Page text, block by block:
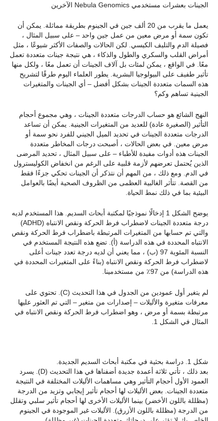
الجينات بعشرات مستخدمي Nebula Genomics الآخرين
يعمل ما يقرب من 20 ألف جين في الجينوم بطريقة مماثلة. يمكن أن
تكون سمة أو مرض معين من عمل جين واحد – على سبيل المثال ،
فصيلة الدم والتليف الكيسي. لكن الحالات والصفات الأكثر شيوعًا ، مثل
أمراض القلب والسكري والطول والذكاء ، هي نتيجة جينات متعددة تعمل
معًا. في الواقع ، يمكن لمئات بل آلاف الجينات أن تعمل معًا ، ولكل منها
تأثير طفيف على البيولوجيا البشرية. يطور العلماء اليوم طرقًا لتشريح
هذه السمات متعددة الجينات بشكل أفضل – أي الجينات والمتغيرات
الجينية تساهم وكم؟
النهج الشائع هو حساب الدرجات متعددة الجينات ، وهي مجموع أحجام
التأثير (الصغيرة عادة) للعديد من المتغيرات الجينية. يمكن أن تساعد
الدرجات متعددة الجينات في تحديد الميل الجيني للفرد نحو سمة أو
مرض معين. في بعض الحالات ، أصبحت درجات المخاطر متعددة
الجينات هذه أدوات مفيدة للأطباء – على سبيل المثال ، تحديد المرضى
الذين يُحتمل تعرضهم لأزمة قلبية على الرغم من انخفاض الكوليسترول
في الدم. ومع ذلك ، من المهم أن نتذكر أن الجينات تحكي جزءًا فقط
من القصة. تتأثر الغالبية العظمى من الظروف الصحية أيضًا بالعوامل
البيئية بما في ذلك نمط الحياة.
يوضح الشكل 1 إدخالًا نموذجيًا لمكتبة أبحاث السديم. هذا المستخدم لديه
درجة متعددة الجينات لاضطراب فرط الحركة ونقص الانتباه (ADHD)
والتي تم حسابها من المتغيرات المرتبطة باضطراب فرط الحركة ونقص
الانتباه المحددة في هذه الدراسة (أ). تضع هذه النتيجة المستخدم في
النسبة المئوية 97 (ب) ، مما يعني أن لديه درجة تعدد جينات أعلى
لاضطراب فرط الحركة ونقص الانتباه (بناءً على المتغيرات المحددة في
هذه الدراسة) من 97٪ من مستخدمينا.
لم يتغير أول عمودين من الجدول في هذا التحديث (C). تحتوي على
معرفات متغيرة والأليلات – إصدارات من متغير – التي تم العثور عليها
مرتبطة بسمة أو مرض ، وهو اضطراب فرط الحركة ونقص الانتباه في
المثال في الشكل 1.
شكل 1. دراسة بحثية في مكتبة أبحاث السديم الجديدة.
بعد ذلك ، تأتي ثلاثة أعمدة جديدة أضفناها في هذا التحديث (D). يسرد
العمود الأول أحجام التأثير وهي مساهمات الأليلات المختلفة في النتيجة
متعددة الجينات. بعض الأليلات لها أحجام تأثير إيجابي وتزيد من الدرجة
(مظللة باللون الأخضر) بينما الأليلات الأخرى لها أحجام تأثير سلبي وتقلل
من الدرجة (مظللة باللون الأزرق). الأليلات غير الموجودة في الجينوم